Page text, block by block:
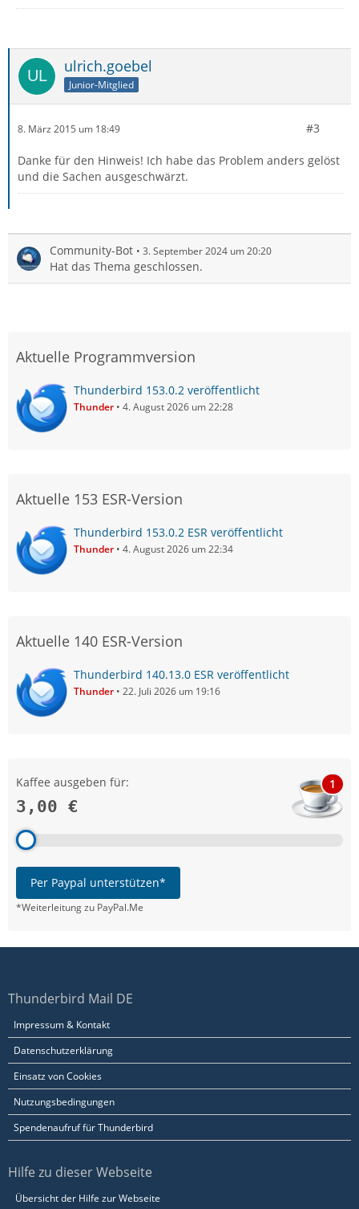
ulrich.goebel
Junior-Mitglied
8. März 2015 um 18:49 #3
Danke für den Hinweis! Ich habe das Problem anders gelöst
und die Sachen ausgeschwärzt.
Community-Bot 3. September 2024 um 20:20
Hat das Thema geschlossen.
Aktuelle Programmversion
Thunderbird 153.0.2 veröffentlicht
Thunder 4. August 2026 um 22:28
Aktuelle 153 ESR-Version
Thunderbird 153.0.2 ESR veröffentlicht
Thunder 4. August 2026 um 22:34
Aktuelle 140 ESR-Version
Thunderbird 140.13.0 ESR veröffentlicht
Thunder 22. Juli 2026 um 19:16
Kaffee ausgeben für:
3,00 €
1
Per Paypal unterstützen*
*Weiterleitung zu PayPal.Me
Thunderbird Mail DE
Impressum & Kontakt
Datenschutzerklärung
Einsatz von Cookies
Nutzungsbedingungen
Spendenaufruf für Thunderbird
Hilfe zu dieser Webseite
Übersicht der Hilfe zur Webseite